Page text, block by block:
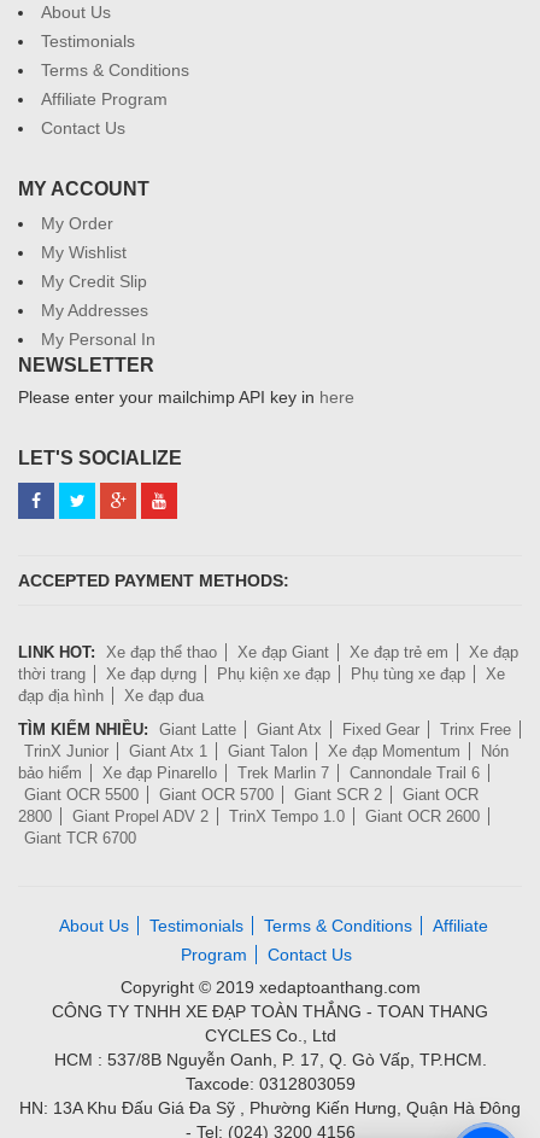
About Us
Testimonials
Terms & Conditions
Affiliate Program
Contact Us
MY ACCOUNT
My Order
My Wishlist
My Credit Slip
My Addresses
My Personal In
NEWSLETTER
Please enter your mailchimp API key in here
LET'S SOCIALIZE
ACCEPTED PAYMENT METHODS:
LINK HOT: Xe đạp thể thao Xe đạp Giant Xe đạp trẻ em
Xe đạp
thời trang
Xe đạp dựng Phụ kiện xe đạp Phụ tùng xe đạp
Xe
đạp địa hình
Xe đạp đua
TÌM KIẾM NHIỀU:
Giant Latte Giant Atx Fixed Gear
Trinx Free
TrinX Junior
Giant Atx 1 Giant Talon Xe đạp Momentum
Nón
bảo hiểm
Xe đạp Pinarello Trek Marlin 7
Cannondale Trail 6
Giant OCR 5500
Giant OCR 5700 Giant SCR 2
Giant OCR
2800
Giant Propel ADV 2 TrinX Tempo 1.0
Giant OCR 2600
Giant TCR 6700
About Us Testimonials Terms & Conditions
Affiliate
Program
Contact Us
Copyright © 2019 xedaptoanthang.com
CÔNG TY TNHH XE ĐẠP TOÀN THẮNG - TOAN THANG
CYCLES Co., Ltd
HCM : 537/8B Nguyễn Oanh, P. 17, Q. Gò Vấp, TP.HCM.
Taxcode: 0312803059
HN: 13A Khu Đấu Giá Đa Sỹ , Phường Kiến Hưng, Quận Hà Đông
- Tel: (024) 3200 4156